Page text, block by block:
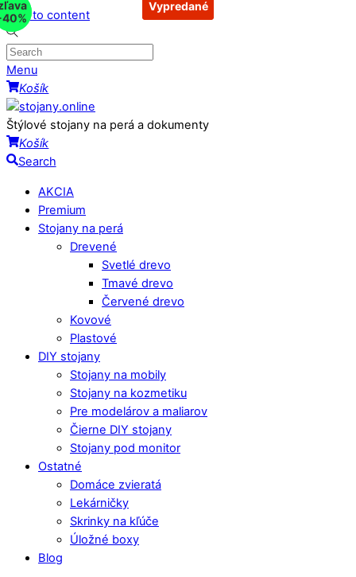
Skip to content
Menu
Košík
Štýlové stojany na perá a dokumenty
Košík
Search
AKCIA
Premium
Stojany na perá
Drevené
Svetlé drevo
Tmavé drevo
Červené drevo
Kovové
Plastové
DIY stojany
Stojany na mobily
Stojany na kozmetiku
Pre modelárov a maliarov
Čierne DIY stojany
Stojany pod monitor
Ostatné
Domáce zvieratá
Lekárničky
Skrinky na kľúče
Úložné boxy
Blog
Vypredané
Vypredané